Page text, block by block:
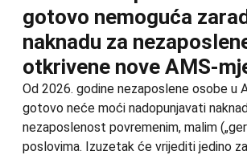
gotovo nemoguća
naknadu za
otkrivene nove AMS-
Od 2026. godine nezaposlene osobe u
gotovo neće moći nadopunjavati
nezaposlenost povremenim, malim
poslovima. Izuzetak će vrijediti jedino